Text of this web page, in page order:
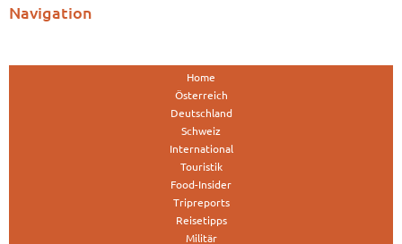
Navigation
Home
Österreich
Deutschland
Schweiz
International
Touristik
Food-Insider
Tripreports
Reisetipps
Militär